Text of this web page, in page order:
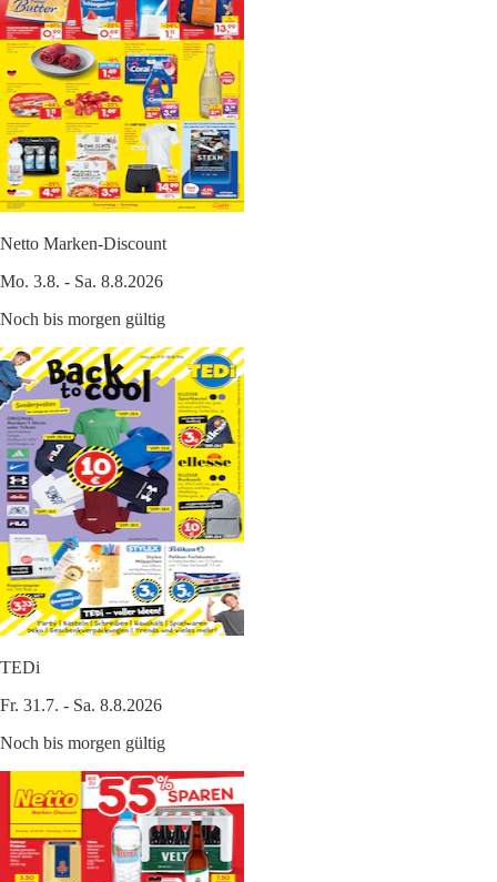
Netto Marken-Discount
Mo. 3.8. - Sa. 8.8.2026
Noch bis morgen gültig
TEDi
Fr. 31.7. - Sa. 8.8.2026
Noch bis morgen gültig